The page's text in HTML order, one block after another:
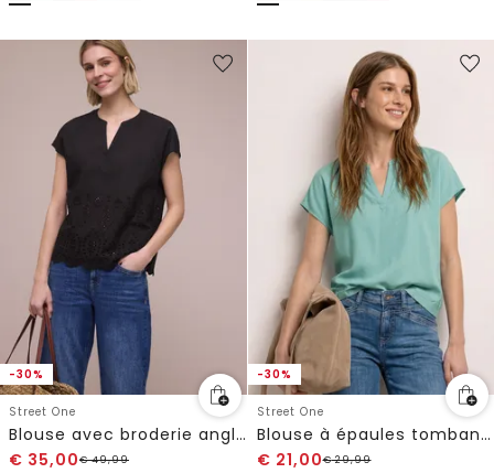
-30%
Street One
Blouse avec broderie anglaise
€ 35,00€49,99
-30%
Street One
Blouse à épaules tombantes avec col fendu
€ 21,00€29,99